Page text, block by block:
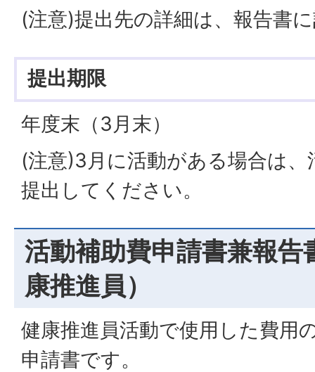
(注意)提出先の詳細は、報告書
提出期限
年度末（3月末）
(注意)3月に活動がある場合は
提出してください。
活動補助費申請書兼報告
康推進員）
健康推進員活動で使用した費用
申請書です。